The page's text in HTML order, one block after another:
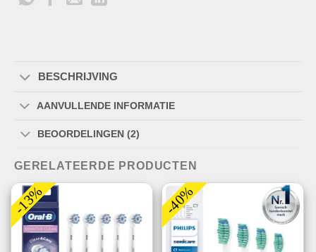
BESCHRIJVING
AANVULLENDE INFORMATIE
BEOORDELINGEN (2)
GERELATEERDE PRODUCTEN
-13% -40%